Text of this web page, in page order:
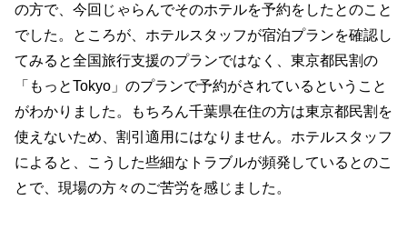
の方で、今回じゃらんでそのホテルを予約をしたとのこと
でした。ところが、ホテルスタッフが宿泊プランを確認し
てみると全国旅行支援のプランではなく、東京都民割の
「もっとTokyo」のプランで予約がされているということ
がわかりました。もちろん千葉県在住の方は東京都民割を
使えないため、割引適用にはなりません。ホテルスタッフ
によると、こうした些細なトラブルが頻発しているとのこ
とで、現場の方々のご苦労を感じました。